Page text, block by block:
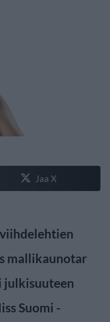
Jaa X
mallikaunotar
julkisuuteen
Suomi -